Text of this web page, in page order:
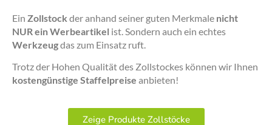
Ein Zollstock der anhand seiner guten Merkmale nicht
NUR ein Werbeartikel ist. Sondern auch ein echtes
Werkzeugdas zum Einsatz ruft.
Trotz der Hohen Qualität des Zollstockes können wir Ihnen
kostengünstige Staffelpreise anbieten!
Zeige Produkte Zollstöcke